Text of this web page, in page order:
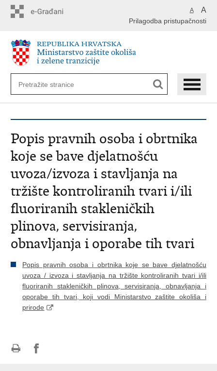
A A
Prilagodba pristupačnosti
Popis pravnih osoba i obrtnika
koje se bave djelatnošću
uvoza/izvoza i stavljanja na
tržište kontroliranih tvari i/ili
fluoriranih stakleničkih
plinova, servisiranja,
obnavljanja i oporabe tih tvari
Popis pravnih osoba i obrtnika koje se bave djelatnošću
uvoza / izvoza i stavljanja na tržište kontroliranih tvari i/ili
fluoriranih stakleničkih plinova, servisiranja, obnavljanja i
oporabe tih tvari, koji vodi Ministarstvo zaštite okoliša i
prirode